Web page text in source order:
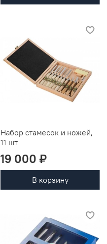
Набор стамесок и ножей,
11 шт
19 000 ₽
В корзину